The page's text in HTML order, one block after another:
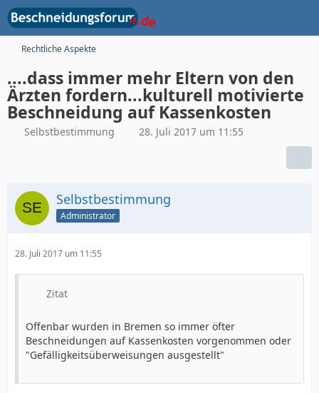
Rechtliche Aspekte
....dass immer mehr Eltern von den
Ärzten fordern...kulturell motivierte
Beschneidung auf Kassenkosten
Selbstbestimmung 28. Juli 2017 um 11:55
Selbstbestimmung
Administrator
28. Juli 2017 um 11:55
Zitat
Offenbar wurden in Bremen so immer öfter
Beschneidungen auf Kassenkosten vorgenommen oder
"Gefälligkeitsüberweisungen ausgestellt"